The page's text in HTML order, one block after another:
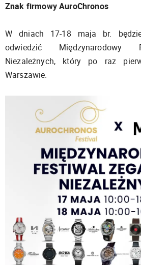
Znak firmowy AuroChronos
W dniach 17-18 maja br.
odwiedzić Międzynarodowy
Niezależnych, który po raz
Warszawie.